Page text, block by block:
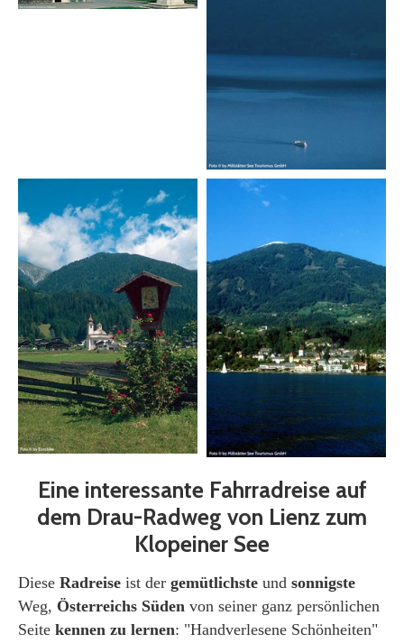
Eine interessante Fahrradreise auf
dem Drau-Radweg von Lienz zum
Klopeiner See
Diese Radreise ist der gemütlichste und sonnigste
Weg, Österreichs Süden von seiner ganz persönlichen
Seite kennen zu lernen: "Handverlesene Schönheiten"